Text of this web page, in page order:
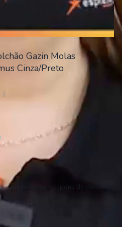
Gazin Molas
Cinza/Preto
cumulativo com cupons de desconto.